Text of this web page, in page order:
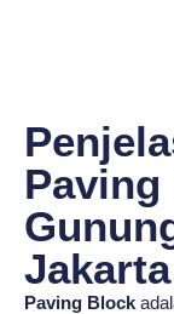
Paving
Paving Block